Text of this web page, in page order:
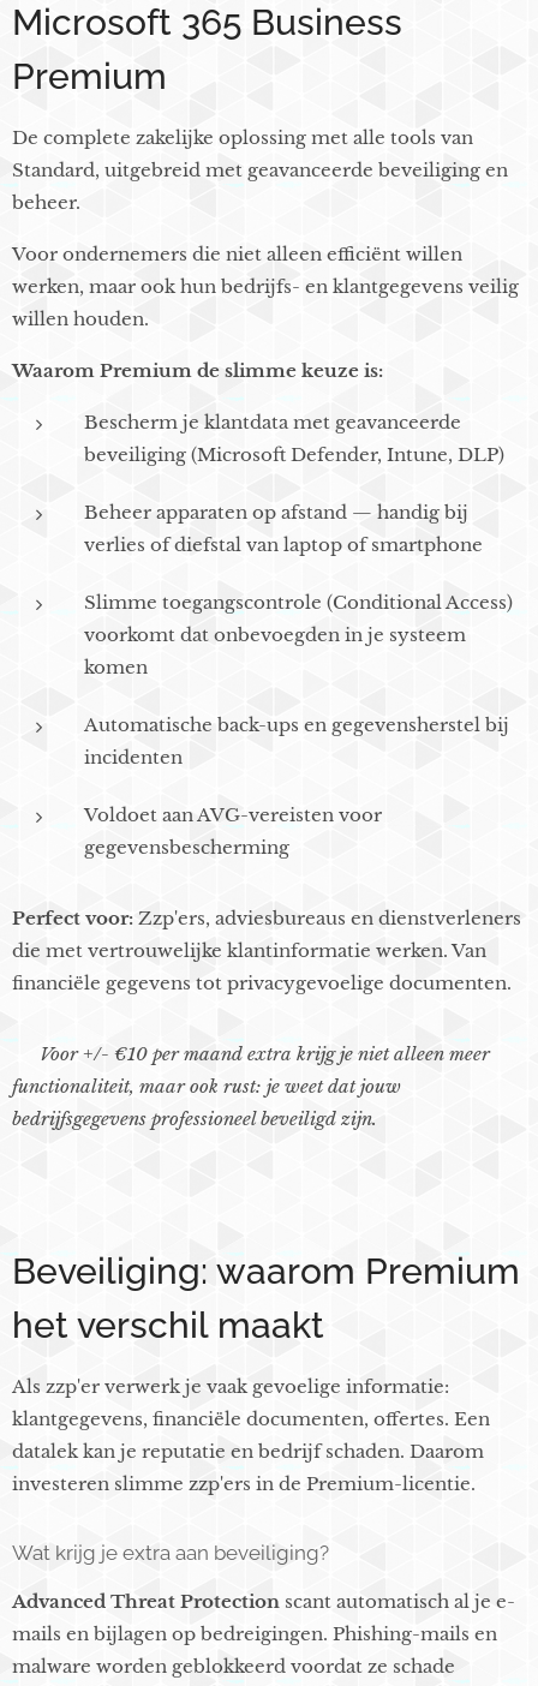
Microsoft 365 Business
Premium
De complete zakelijke oplossing met alle tools van
Standard, uitgebreid met geavanceerde beveiliging en
beheer.
Voor ondernemers die niet alleen efficiënt willen
werken, maar ook hun bedrijfs- en klantgegevens veilig
willen houden.
Waarom Premium de slimme keuze is:
Bescherm je klantdata met geavanceerde
beveiliging (Microsoft Defender, Intune, DLP)
Beheer apparaten op afstand — handig bij
verlies of diefstal van laptop of smartphone
Slimme toegangscontrole (Conditional Access)
voorkomt dat onbevoegden in je systeem
komen
Automatische back-ups en gegevensherstel bij
incidenten
Voldoet aan AVG-vereisten voor
gegevensbescherming
Perfect voor: Zzp'ers, adviesbureaus en dienstverleners
die met vertrouwelijke klantinformatie werken. Van
financiële gegevens tot privacygevoelige documenten.
Voor +/- €10 per maand extra krijg je niet alleen meer
functionaliteit, maar ook rust: je weet dat jouw
bedrijfsgegevens professioneel beveiligd zijn.
Beveiliging: waarom Premium
het verschil maakt
Als zzp'er verwerk je vaak gevoelige informatie:
klantgegevens, financiële documenten, offertes. Een
datalek kan je reputatie en bedrijf schaden. Daarom
investeren slimme zzp'ers in de Premium-licentie.
Wat krijg je extra aan beveiliging?
Advanced Threat Protection scant automatisch al je e-
mails en bijlagen op bedreigingen. Phishing-mails en
malware worden geblokkeerd voordat ze schade